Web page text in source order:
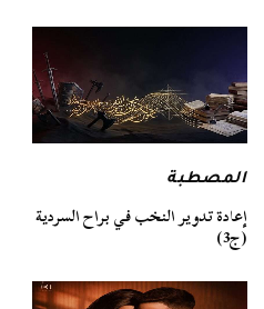
المصطبة
إعادة تدوير النخب في براح السردية
(ج3)